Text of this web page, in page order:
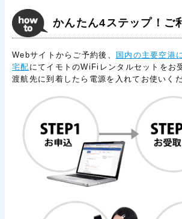
かんたん4ステップ！ご
Webサイトからご予約後、 国内の主要空港
宅配 にてイモトのWiFiレンタルセットをお
渡航先に到着したら電源を入れてお使いくだ